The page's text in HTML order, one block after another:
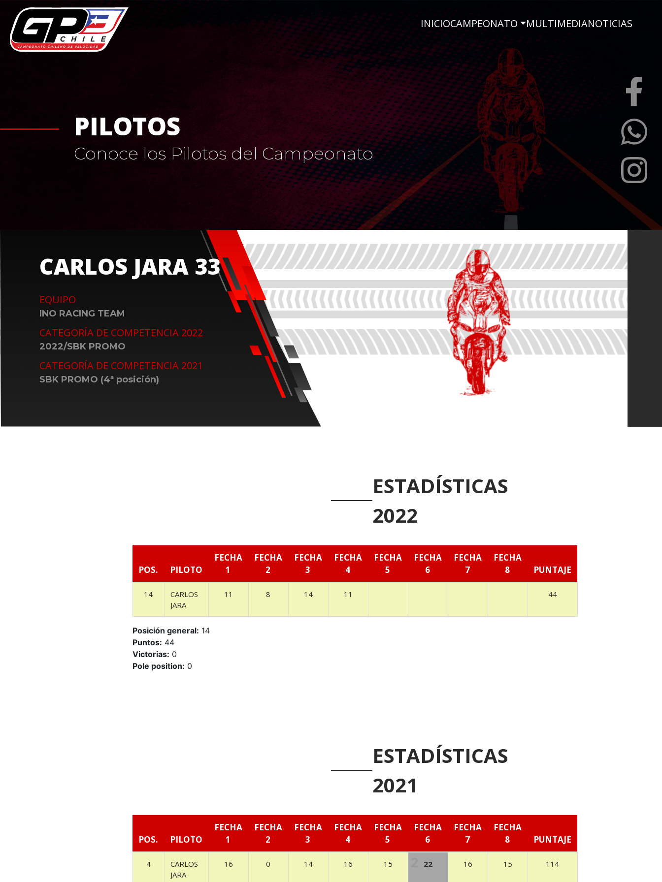
INICIOCAMPEONATO MULTIMEDIANOTICIAS
PILOTOS
Conoce los Pilotos del Campeonato
CARLOS JARA 33
EQUIPO
INO RACING TEAM
CATEGORÍA DE COMPETENCIA 2022
2022/SBK PROMO
CATEGORÍA DE COMPETENCIA 2021
SBK PROMO (4ª posición)
ESTADÍSTICAS
2022
POS. PILOTO
FECHA
1
FECHA
2
FECHA
3
FECHA
4
FECHA
5
FECHA
6
FECHA
7
FECHA
8
PUNTAJE
14
CARLOS
JARA
11 8 14 11 44
Posición general: 14
Puntos: 44
Victorias: 0
Pole position: 0
ESTADÍSTICAS
2021
POS. PILOTO
FECHA
1
FECHA
2
FECHA
3
FECHA
4
FECHA
5
FECHA
6
FECHA
7
FECHA
8
PUNTAJE
4
CARLOS
JARA
16 0 14 16 15 22 16 15 114